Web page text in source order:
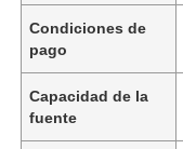
Condiciones de
pago
Capacidad de la
fuente